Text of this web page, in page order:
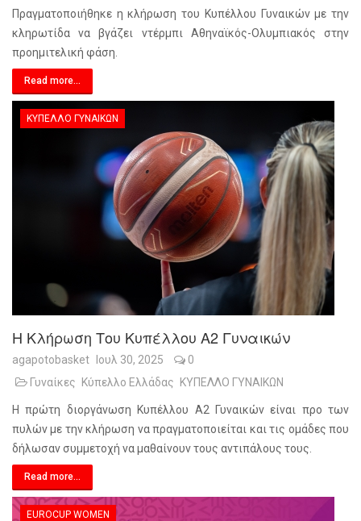
Πραγματοποιήθηκε η κλήρωση του Κυπέλλου Γυναικών με την
κληρωτίδα να βγάζει ντέρμπι Αθηναϊκός-Ολυμπιακός στην
προημιτελική φάση.
Read more...
ΚΎΠΕΛΛΟ ΓΥΝΑΙΚΏΝ
Η Κλήρωση Του Κυπέλλου Α2 Γυναικών
agapotobasket Ιουλ 30, 2025
0
Γυναίκες
Κύπελλο Ελλάδας ΚΥΠΕΛΛΟ ΓΥΝΑΙΚΩΝ
Η πρώτη διοργάνωση Κυπέλλου Α2 Γυναικών είναι προ των
πυλών με την κλήρωση να πραγματοποιείται και τις ομάδες που
δήλωσαν συμμετοχή να μαθαίνουν τους αντιπάλους τους.
Read more...
EUROCUP WOMEN